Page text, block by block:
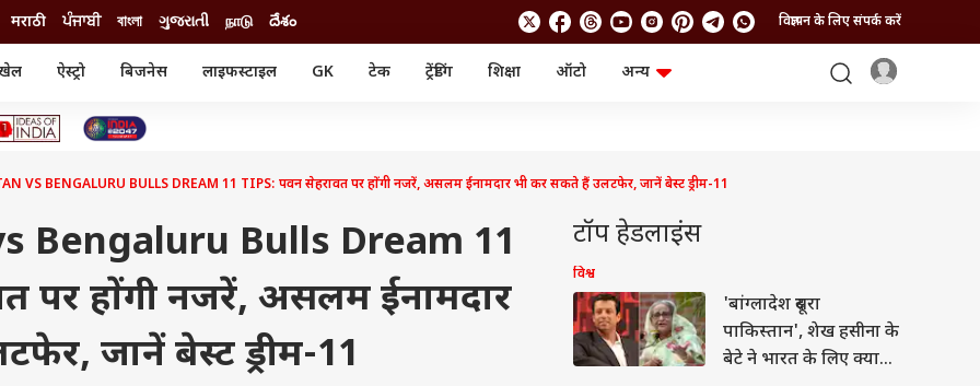
मराठी ਪੰਜਾਬੀ বাংলা ગુજરાતી நாடு దేశం विज्ञापन के लिए संपर्क करें
ऐस्ट्रो बिजनेस लाइफस्टाइल GK टेक ट्रेंडिंग शिक्षा ऑटो
अन्य
सिनेमा
म्यूचुअल फंड्स
आईपीओ
फूड
गैजेट
रिजल्ट
फोटो गैलरी
यूटिलिटी न्यूज़
वीडियो
VS BENGALURU BULLS DREAM 11 TIPS: पवन सेहरावत पर होंगी नजरें, असलम ईनामदार भी कर सकते हैं उलटफेर, जानें बेस्ट ड्रीम-11
Bengaluru Bulls Dream 11
पर होंगी नजरें, असलम ईनामदार
जानें बेस्ट ड्रीम-11
टॉप हेडलाइंस
विश्व
'बांग्लादेश दूसरा
पाकिस्तान', शेख हसीना के
बेटे ने भारत के लिए क्या